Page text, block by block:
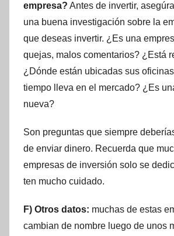
empresa? Antes de invertir,
una buena investigación sobre la
que deseas invertir. ¿Es una
quejas, malos comentarios? ¿Está
¿Dónde están ubicadas sus
tiempo lleva en el mercado? ¿Es
nueva?
Son preguntas que siempre
de enviar dinero. Recuerda que
empresas de inversión solo se
ten mucho cuidado.
F) Otros datos: muchas de estas
cambian de nombre luego de unos